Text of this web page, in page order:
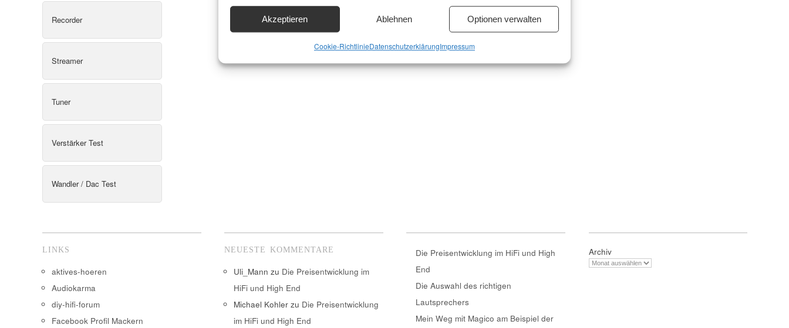
Akzeptieren Ablehnen Optionen verwalten
Cookie-RichtlinieDatenschutzerklärungImpressum
Recorder
Streamer
Tuner
Verstärker Test
Wandler / Dac Test
LINKS
aktives-hoeren
Audiokarma
diy-hifi-forum
Facebook Profil Mackern
NEUESTE KOMMENTARE
Uli_Mann zu Die Preisentwicklung im
HiFi und High End
Michael Kohler zu Die Preisentwicklung
im HiFi und High End
Die Preisentwicklung im HiFi und High
End
Die Auswahl des richtigen
Lautsprechers
Mein Weg mit Magico am Beispiel der
Archiv